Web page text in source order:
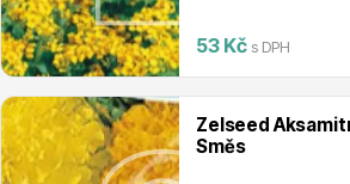
Magnólie
53 Kč s DPH
Zelseed Aksamitník vysoký
Směs